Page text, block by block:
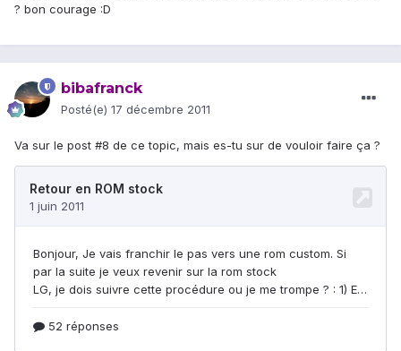
? bon courage :D
bibafranck
Posté(e) 17 décembre 2011
Va sur le post #8 de ce topic, mais es-tu sur de vouloir faire ça ?